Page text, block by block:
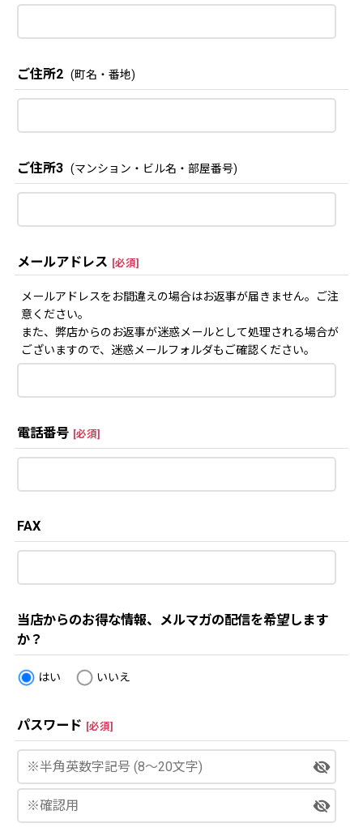
ご住所2 (町名・番地)
ご住所3 (マンション・ビル名・部屋番号)
メールアドレス [必須]
メールアドレスをお間違えの場合はお返事が届きません。ご注
意ください。
また、弊店からのお返事が迷惑メールとして処理される場合が
ございますので、迷惑メールフォルダもご確認ください。
電話番号 [必須]
FAX
当店からのお得な情報、メルマガの配信を希望します
か？
はい いいえ
パスワード [必須]